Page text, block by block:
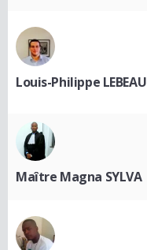
Louis-Philippe LEBEAU
Maître Magna SYLVA